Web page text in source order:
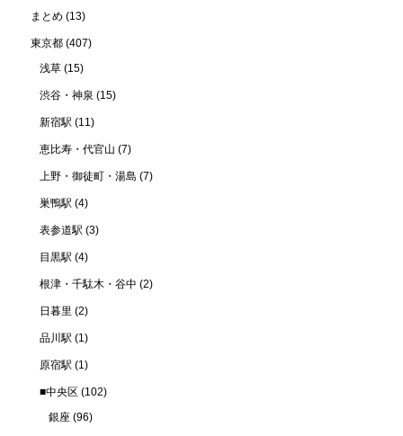
まとめ (13)
東京都 (407)
浅草 (15)
渋谷・神泉 (15)
新宿駅 (11)
恵比寿・代官山 (7)
上野・御徒町・湯島 (7)
巣鴨駅 (4)
表参道駅 (3)
目黒駅 (4)
根津・千駄木・谷中 (2)
日暮里 (2)
品川駅 (1)
原宿駅 (1)
■中央区 (102)
銀座 (96)